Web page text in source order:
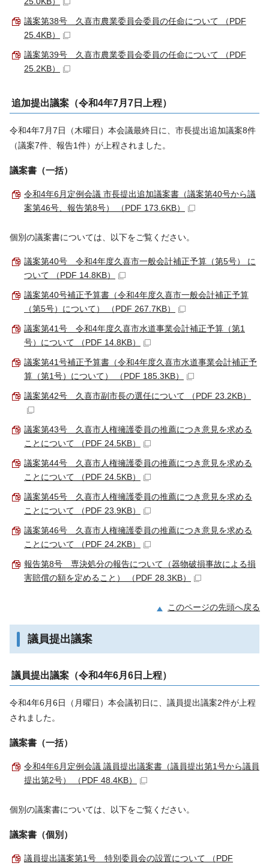
議案第38号 久喜市農業委員会委員の任命について （PDF
25.4KB）
議案第39号 久喜市農業委員会委員の任命について （PDF
25.2KB）
追加提出議案（令和4年7月7日上程）
令和4年7月7日（木曜日）本会議最終日に、市長提出追加議案8件
（議案7件、報告1件）が上程されました。
議案書（一括）
令和4年6月定例会議 市長提出追加議案書（議案第40号から議
案第46号、報告第8号） （PDF 173.6KB）
個別の議案書については、以下をご覧ください。
議案第40号 令和4年度久喜市一般会計補正予算（第5号） に
ついて （PDF 14.8KB）
議案第40号補正予算書（令和4年度久喜市一般会計補正予算
（第5号）について） （PDF 267.7KB）
議案第41号 令和4年度久喜市水道事業会計補正予算（第1
号）について （PDF 14.8KB）
議案第41号補正予算書（令和4年度久喜市水道事業会計補正予
算（第1号）について） （PDF 185.3KB）
議案第42号 久喜市副市長の選任について （PDF 23.2KB）
議案第43号 久喜市人権擁護委員の推薦につき意見を求める
ことについて （PDF 24.5KB）
議案第44号 久喜市人権擁護委員の推薦につき意見を求める
ことについて （PDF 24.5KB）
議案第45号 久喜市人権擁護委員の推薦につき意見を求める
ことについて （PDF 23.9KB）
議案第46号 久喜市人権擁護委員の推薦につき意見を求める
ことについて （PDF 24.2KB）
報告第8号 専決処分の報告について（器物破損事故による損
害賠償の額を定めること） （PDF 28.3KB）
このページの先頭へ戻る
議員提出議案
議員提出議案（令和4年6月6日上程）
令和4年6月6日（月曜日）本会議初日に、議員提出議案2件が上程
されました。
議案書（一括）
令和4年6月定例会議 議員提出議案書（議員提出第1号から議員
提出第2号） （PDF 48.4KB）
個別の議案書については、以下をご覧ください。
議案書（個別）
議員提出議案第1号 特別委員会の設置について （PDF